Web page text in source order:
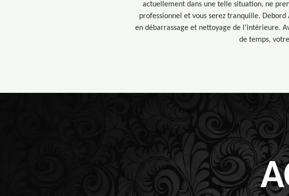
actuellement dans une telle situation, ne
professionnel et vous serez tranquille.
en débarrassage et nettoyage de l’intérieure.
de temps,